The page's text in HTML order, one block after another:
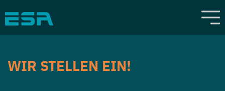
WIR STELLEN EIN!